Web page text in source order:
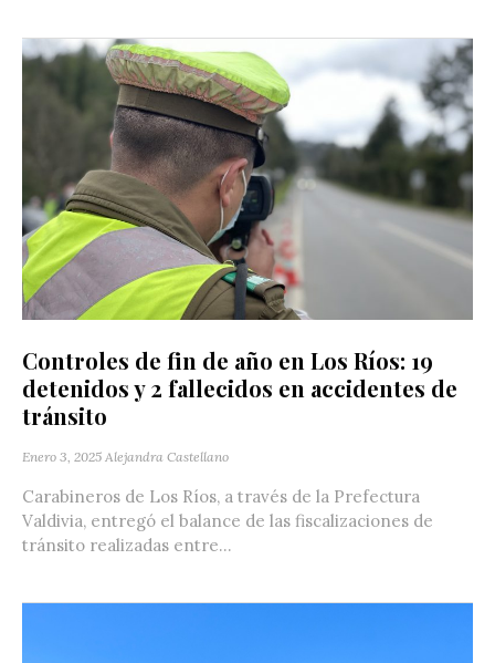
Controles de fin de año en Los Ríos: 19
detenidos y 2 fallecidos en accidentes de
tránsito
Enero 3, 2025 Alejandra Castellano
Carabineros de Los Ríos, a través de la Prefectura
Valdivia, entregó el balance de las fiscalizaciones de
tránsito realizadas entre...